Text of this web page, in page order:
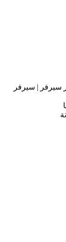
لويتشر سيرفر 2023 ويتشر سيرفر | سيرفر